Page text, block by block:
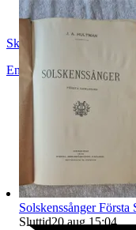
Skopanandersson
Enköping,Sverige
Solskenssånger
Sluttid20 aug 15:04.